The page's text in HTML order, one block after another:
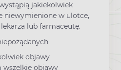
jakiekolwiek
niewymienione w ulotce,
lub farmaceutę.
objawy
wszelkie objawy